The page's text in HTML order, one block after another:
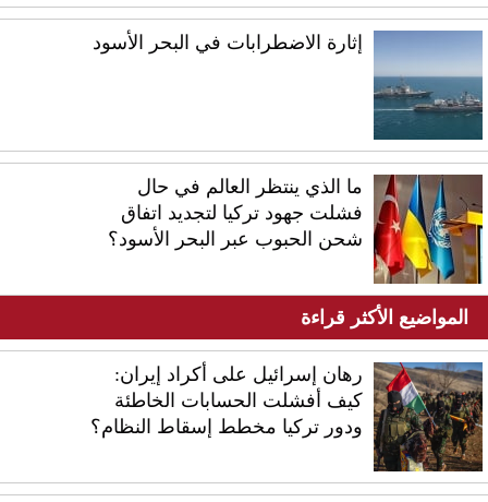
إثارة الاضطرابات في البحر الأسود
ما الذي ينتظر العالم في حال
فشلت جهود تركيا لتجديد اتفاق
شحن الحبوب عبر البحر الأسود؟
المواضيع الأكثر قراءة
رهان إسرائيل على أكراد إيران:
كيف أفشلت الحسابات الخاطئة
ودور تركيا مخطط إسقاط النظام؟